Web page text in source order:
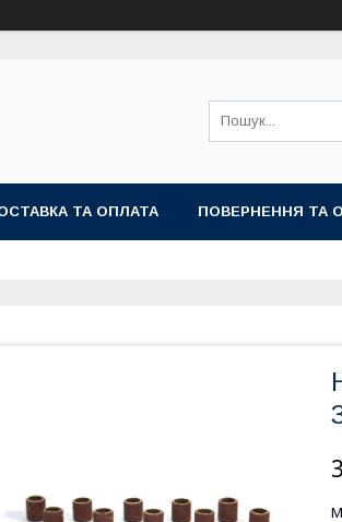
ТА ОПЛАТА ПОВЕРНЕННЯ ТА